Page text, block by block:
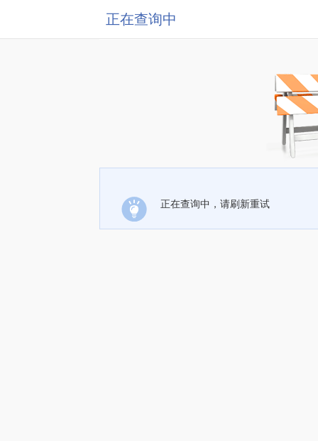
正在查询中
正在查询中，请刷新重试